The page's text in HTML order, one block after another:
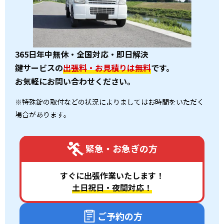
365日年中無休・全国対応・即日解決
鍵サービスの出張料・お見積りは無料です。
お気軽にお問い合わせください。
※特殊錠の取付などの状況によりましてはお時間をいただく
場合があります。
緊急・お急ぎの方
すぐに出張作業いたします！
土日祝日・夜間対応！
ご予約の方